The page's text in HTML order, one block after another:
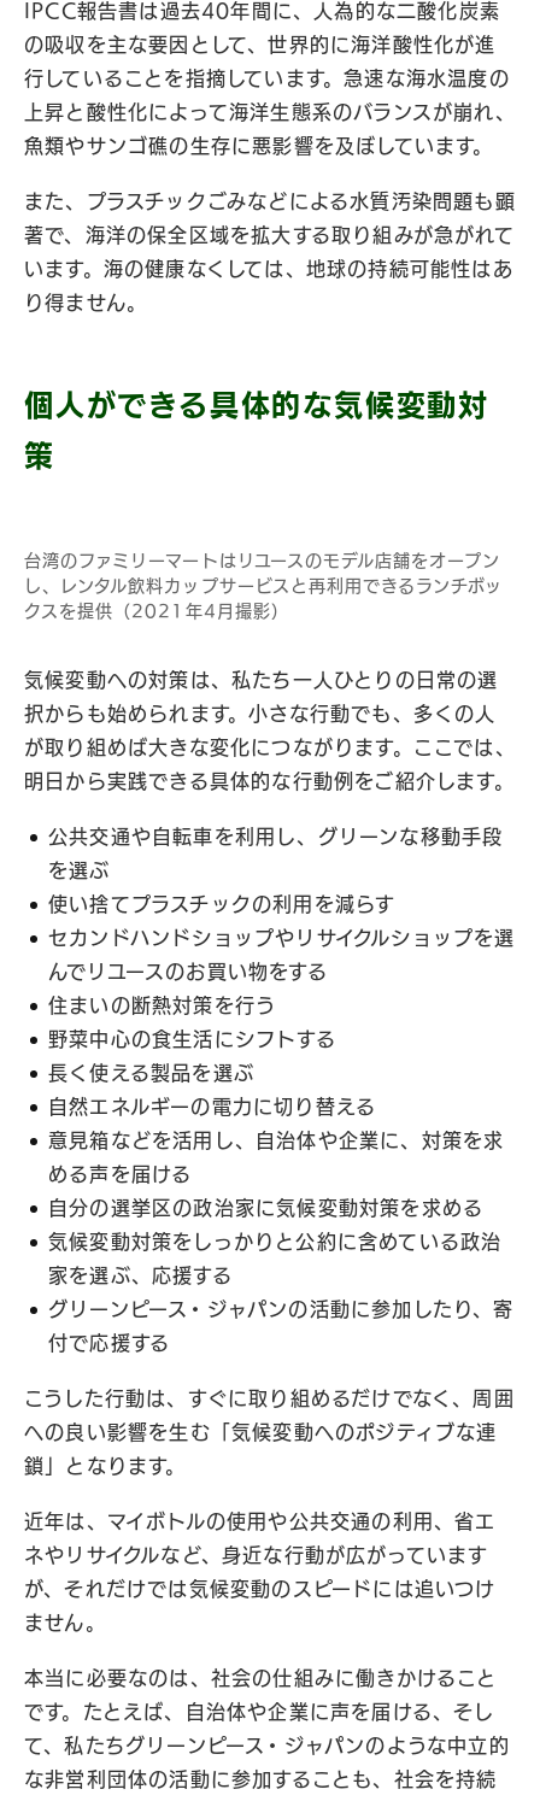
IPCC報告書は過去40年間に、人為的な二酸化炭素
の吸収を主な要因として、世界的に海洋酸性化が進
行していることを指摘しています。急速な海水温度の
上昇と酸性化によって海洋生態系のバランスが崩れ、
魚類やサンゴ礁の生存に悪影響を及ぼしています。
また、プラスチックごみなどによる水質汚染問題も顕
著で、海洋の保全区域を拡大する取り組みが急がれて
います。海の健康なくしては、地球の持続可能性はあ
り得ません。
個人ができる具体的な気候変動対
策
台湾のファミリーマートはリユースのモデル店舗をオープン
し、レンタル飲料カップサービスと再利用できるランチボッ
クスを提供（2021年4月撮影）
気候変動への対策は、私たち一人ひとりの日常の選
択からも始められます。小さな行動でも、多くの人
が取り組めば大きな変化につながります。ここでは、
明日から実践できる具体的な行動例をご紹介します。
公共交通や自転車を利用し、グリーンな移動手段
を選ぶ
使い捨てプラスチックの利用を減らす
セカンドハンドショップやリサイクルショップを選
んでリユースのお買い物をする
住まいの断熱対策を行う
野菜中心の食生活にシフトする
長く使える製品を選ぶ
自然エネルギーの電力に切り替える
意見箱などを活用し、自治体や企業に、対策を求
める声を届ける
自分の選挙区の政治家に気候変動対策を求める
気候変動対策をしっかりと公約に含めている政治
家を選ぶ、応援する
グリーンピース・ジャパンの活動に参加したり、寄
付で応援する
こうした行動は、すぐに取り組めるだけでなく、周囲
への良い影響を生む「気候変動へのポジティブな連
鎖」となります。
近年は、マイボトルの使用や公共交通の利用、省エ
ネやリサイクルなど、身近な行動が広がっています
が、それだけでは気候変動のスピードには追いつけ
ません。
本当に必要なのは、社会の仕組みに働きかけること
です。たとえば、自治体や企業に声を届ける、そし
て、私たちグリーンピース・ジャパンのような中立的
な非営利団体の活動に参加することも、社会を持続